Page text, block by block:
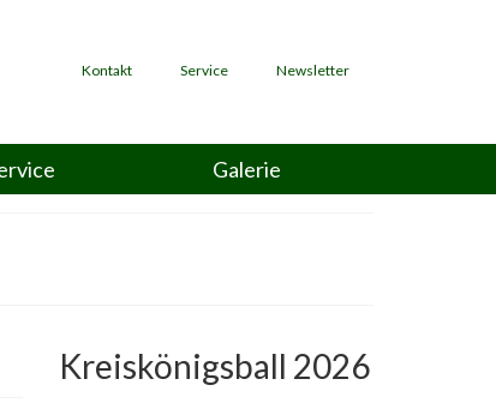
Kontakt Service Newsletter
Galerie
Kreiskönigsball 2026